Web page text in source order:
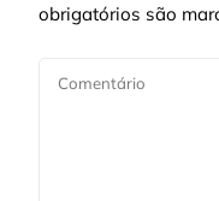
obrigatórios são